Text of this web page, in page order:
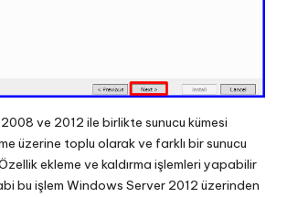
ve 2012 ile birlikte sunucu kümesi
üzerine toplu olarak ve farklı bir sunucu
ekleme ve kaldırma işlemleri yapabilir
bu işlem Windows Server 2012 üzerinden